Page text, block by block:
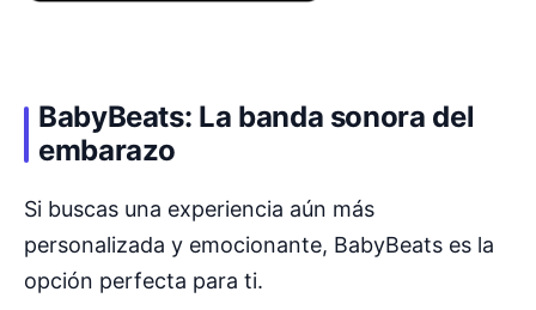
BabyBeats: La banda sonora del
embarazo
Si buscas una experiencia aún más
personalizada y emocionante, BabyBeats es la
opción perfecta para ti.